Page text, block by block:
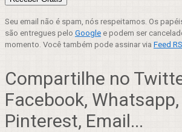
Seu email não é spam, nós respeitamos. Os
são entregues pelo Google e podem ser
momento. Você também pode assinar via Feed
Compartilhe no
Facebook,
Pinterest, Email...